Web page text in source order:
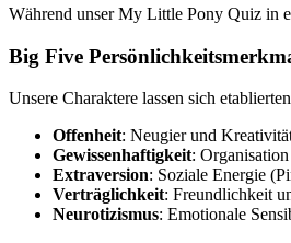
Während unser My Little Pony Quiz in
Big Five
Unsere Charaktere lassen sich
Offenheit: Neugier und
Gewissenhaftigkeit:
Extraversion: Soziale Energie
Verträglichkeit: Freundlichkeit
Neurotizismus: Emotionale